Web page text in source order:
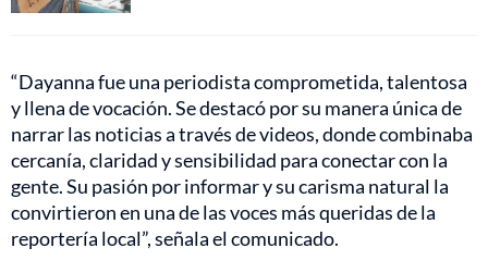
“Dayanna fue una periodista comprometida, talentosa
y llena de vocación. Se destacó por su manera única de
narrar las noticias a través de videos, donde combinaba
cercanía, claridad y sensibilidad para conectar con la
gente. Su pasión por informar y su carisma natural la
convirtieron en una de las voces más queridas de la
reportería local”, señala el comunicado.